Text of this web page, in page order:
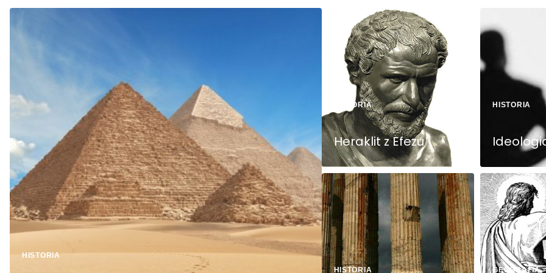
HISTORIA
HISTORIA
Heraklit z Efezu
HISTORIA
HISTORIA GEOGRAFIA